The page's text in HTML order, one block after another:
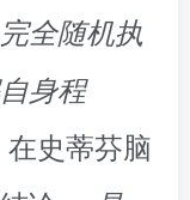
全随机执
身程
史蒂芬脑